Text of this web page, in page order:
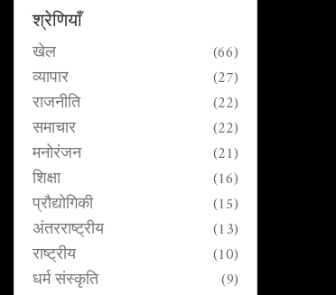
श्रेणियाँ
खेल (66)
व्यापार (27)
राजनीति (22)
समाचार (22)
मनोरंजन (21)
शिक्षा (16)
प्रौद्योगिकी (15)
अंतरराष्ट्रीय (13)
राष्ट्रीय (10)
धर्म संस्कृति (9)